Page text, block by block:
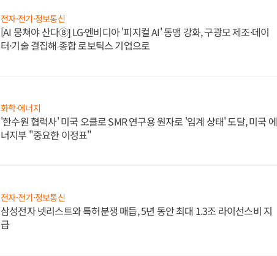
전자·전기·정보통신
[AI 뭉쳐야 산다⑧] LG·엔비디아 '피지컬 AI' 동맹 강화, 구광모 제조·데이
터·기술 결집해 종합 로보틱스 기업으로
화학·에너지
'한수원 협력사' 미국 오클로 SMR 연구용 원자로 '임계 상태' 도달, 미국 에
너지부 "중요한 이정표"
전자·전기·정보통신
삼성전자 넷리스트와 특허분쟁 매듭, 5년 동안 최대 1.3조 라이선스비 지
급